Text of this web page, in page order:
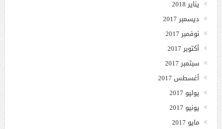
يناير 2018
ديسمبر 2017
نوفمبر 2017
أكتوبر 2017
سبتمبر 2017
أغسطس 2017
يوليو 2017
يونيو 2017
مايو 2017